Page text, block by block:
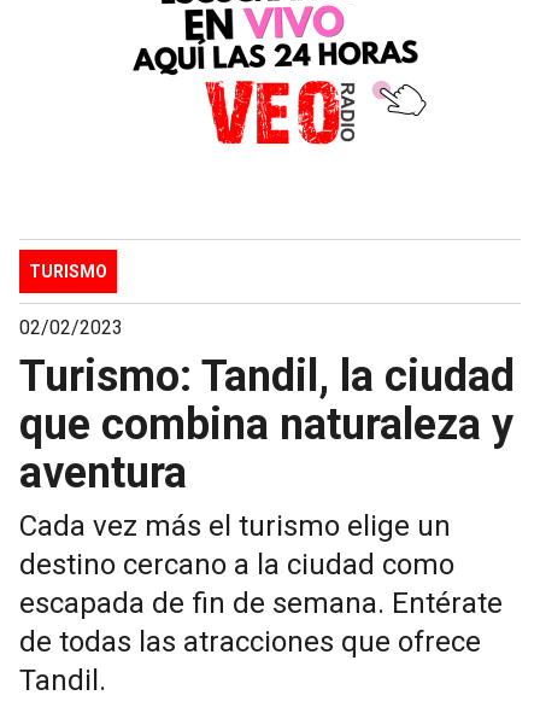
TURISMO
02/02/2023
Turismo: Tandil, la ciudad
que combina naturaleza y
aventura
Cada vez más el turismo elige un
destino cercano a la ciudad como
escapada de fin de semana. Entérate
de todas las atracciones que ofrece
Tandil.